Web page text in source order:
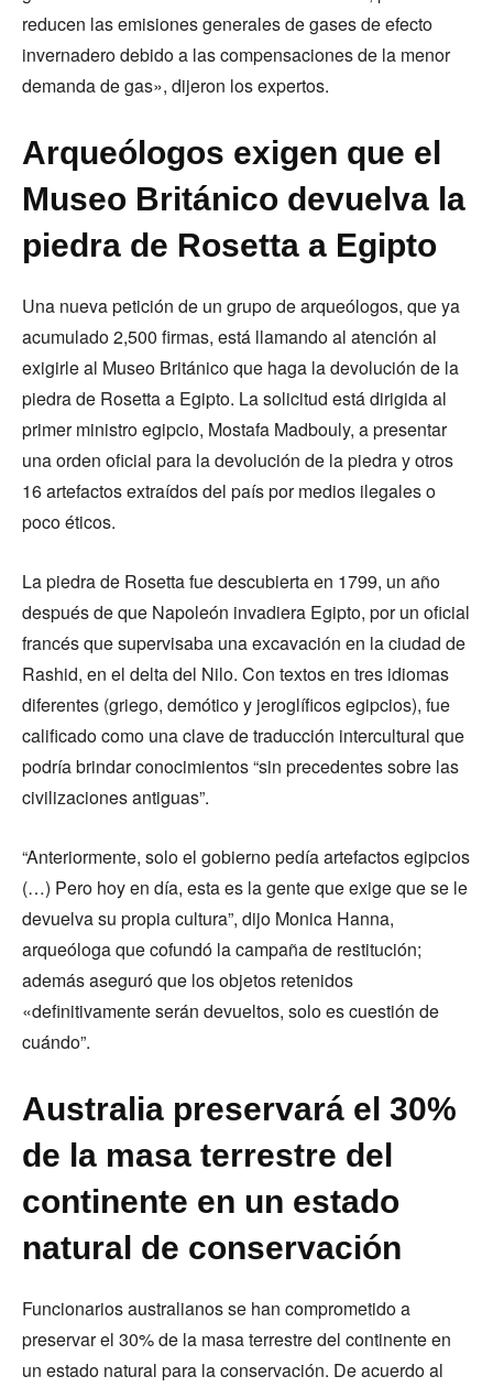
reducen las emisiones generales de gases de efecto
invernadero debido a las compensaciones de la menor
demanda de gas», dijeron los expertos.
Arqueólogos exigen que el
Museo Británico devuelva la
piedra de Rosetta a Egipto
Una nueva petición de un grupo de arqueólogos, que ya
acumulado 2,500 firmas, está llamando al atención al
exigirle al Museo Británico que haga la devolución de la
piedra de Rosetta a Egipto. La solicitud está dirigida al
primer ministro egipcio, Mostafa Madbouly, a presentar
una orden oficial para la devolución de la piedra y otros
16 artefactos extraídos del país por medios ilegales o
poco éticos.
La piedra de Rosetta fue descubierta en 1799, un año
después de que Napoleón invadiera Egipto, por un oficial
francés que supervisaba una excavación en la ciudad de
Rashid, en el delta del Nilo. Con textos en tres idiomas
diferentes (griego, demótico y jeroglíficos egipcios), fue
calificado como una clave de traducción intercultural que
podría brindar conocimientos “sin precedentes sobre las
civilizaciones antiguas”.
“Anteriormente, solo el gobierno pedía artefactos egipcios
(…) Pero hoy en día, esta es la gente que exige que se le
devuelva su propia cultura”, dijo Monica Hanna,
arqueóloga que cofundó la campaña de restitución;
además aseguró que los objetos retenidos
«definitivamente serán devueltos, solo es cuestión de
cuándo”.
Australia preservará el 30%
de la masa terrestre del
continente en un estado
natural de conservación
Funcionarios australianos se han comprometido a
preservar el 30% de la masa terrestre del continente en
un estado natural para la conservación. De acuerdo al